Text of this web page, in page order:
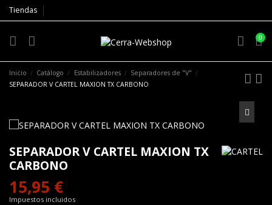
Tiendas
0
Inicio Catálogo Estabilizadores
Separadores de "V"
SEPARADOR V CARTEL MAXION TX CARBONO
SEPARADOR V CARTEL MAXION TX
CARBONO
15,95 €
Impuestos incluidos